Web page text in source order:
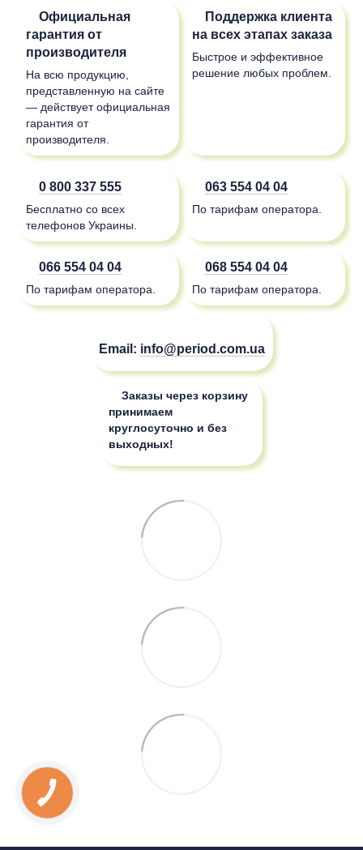
Официальная
гарантия от
производителя
На всю продукцию,
представленную на сайте
— действует официальная
гарантия от
производителя.
Поддержка клиента
на всех этапах заказа
Быстрое и эффективное
решение любых проблем.
0 800 337 555
Бесплатно со всех
телефонов Украины.
063 554 04 04
По тарифам оператора.
066 554 04 04
По тарифам оператора.
068 554 04 04
По тарифам оператора.
Email: info@period.com.ua
Заказы через корзину
принимаем
круглосуточно и без
выходных!